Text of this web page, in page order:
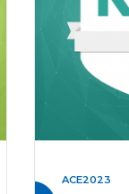
ACE2023